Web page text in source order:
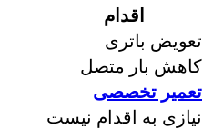
اقدام
تعویض باتری
کاهش بار متصل
تعمیر تخصصی
نیازی به اقدام نیست